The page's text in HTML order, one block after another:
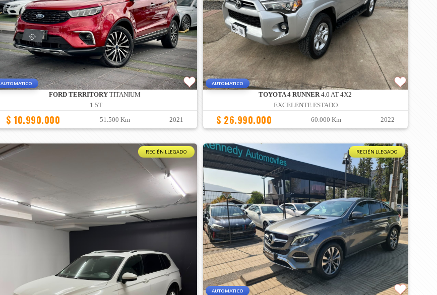
AUTOMATICO
FORD TERRITORYTITANIUM
1.5T
$ 10.990.000 51.500 Km 2021
AUTOMATICO
TOYOTA 4 RUNNER4.0 AT 4X2
EXCELENTE ESTADO.
$ 26.990.000 60.000 Km 2022
RECIÉN LLEGADO RECIÉN LLEGADO
AUTOMATICO